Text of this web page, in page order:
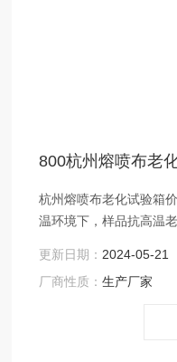
800杭州熔喷布老
杭州熔喷布老化试验箱
温环境下，样品抗高温
于电源电子、电脑、通
业的熔喷布模具、熔喷
理能够达到预热处理、
更新日期： 2024-05-21
厂商性质：生产厂家